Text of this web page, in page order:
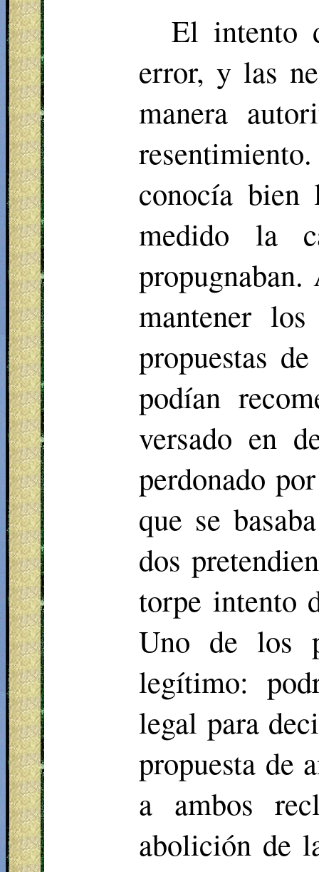
El intento
error, y las
manera
conocía bien
medido la
propugnaban.
mantener
propuestas
podían
versado en
perdonado
que se
dos
torpe intento
Uno de los
legítimo:
legal para
propuesta de
a ambos
abolición de